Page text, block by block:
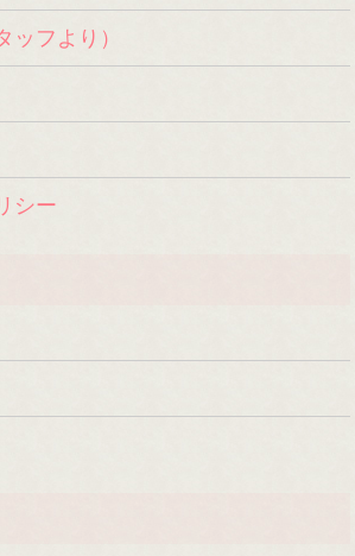
ッフより）
シー